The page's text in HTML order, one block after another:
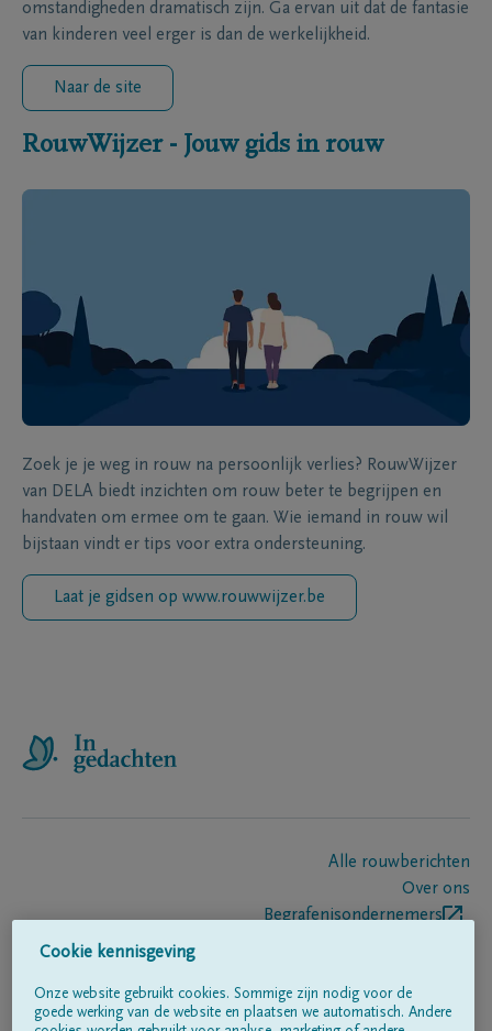
omstandigheden dramatisch zijn. Ga ervan uit dat de fantasie
van kinderen veel erger is dan de werkelijkheid.
Naar de site
RouwWijzer - Jouw gids in rouw
Zoek je je weg in rouw na persoonlijk verlies? RouwWijzer
van DELA biedt inzichten om rouw beter te begrijpen en
handvaten om ermee om te gaan. Wie iemand in rouw wil
bijstaan vindt er tips voor extra ondersteuning.
Laat je gidsen op www.rouwwijzer.be
Alle rouwberichten
Over ons
Begrafenisondernemers
Volg ons op
Cookie kennisgeving
Onze website gebruikt cookies. Sommige zijn nodig voor de
goede werking van de website en plaatsen we automatisch. Andere